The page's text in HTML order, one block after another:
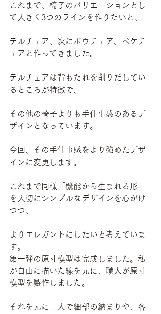
これまで、椅子のバリエーションとし
て大きく3つのラインを作りたいと、
テルチェア、次にボウチェア、ペケチ
ェアと作ってきました。
テルチェアは背もたれを削りだしてい
るところが特徴で、
その他の椅子よりも手仕事感のあるデ
ザインとなっています。
今回、その手仕事感をより強めたデザ
インに変更します。
これまで同様「機能から生まれる形」
を大切にシンプルなデザインを心がけ
つつ、
よりエレガントにしたいと考えていま
す。
第一弾の原寸模型は完成しました。私
が自由に描いた線を元に、職人が原寸
模型を製作しました。
それを元に二人で細部の納まりや、各